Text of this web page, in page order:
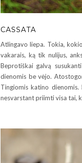
CASSATA
Atlingavo liepa. Tokia,
vakarais, ką tik nulijus,
Beprotiškai galvą
dienomis be vėjo.
Tingiomis katino
nesvarstant priimti visa tai,